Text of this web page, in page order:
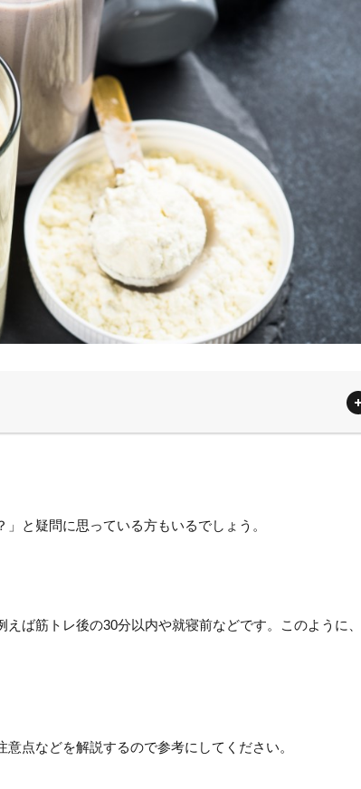
と疑問に思っている方もいるでしょう。
ば筋トレ後の30分以内や就寝前などです。このように
点などを解説するので参考にしてください。